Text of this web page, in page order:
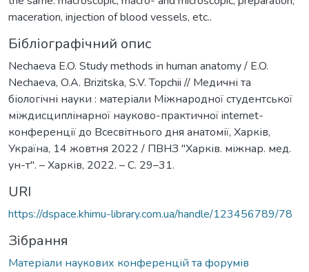
maceration, injection of blood vessels, etc..
Бібліографічний опис
Nechaeva E.O. Study methods in human anatomy / E.O.
Nechaeva, O.A. Brizitska, S.V. Topchii // Медичні та
біологічні науки : матеріали Міжнародної студентської
міждисциплінарної науково-практичної internet-
конференції до Всесвітнього дня анатомії, Харків,
Україна, 14 жовтня 2022 / ПВНЗ "Харків. міжнар. мед.
ун-т". – Харків, 2022. – С. 29–31.
URI
https://dspace.khimu-library.com.ua/handle/123456789/78
Зібрання
Матеріали наукових конференцій та форумів